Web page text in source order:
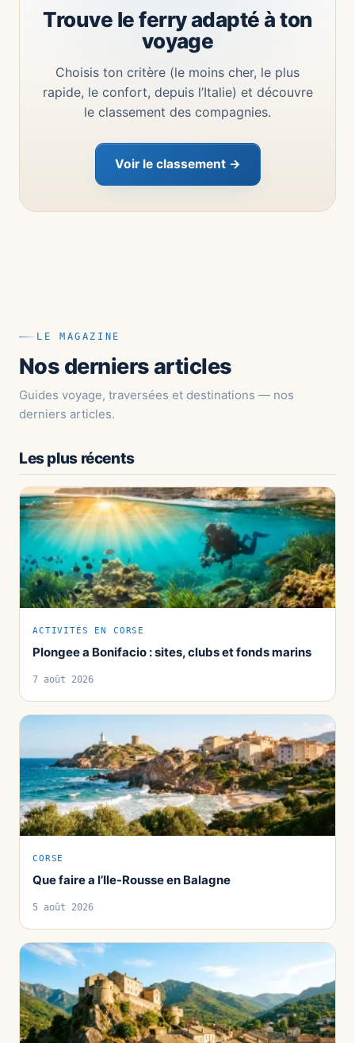
Trouve le ferry adapté à ton
voyage
Choisis ton critère (le moins cher, le plus
rapide, le confort, depuis l’Italie) et découvre
le classement des compagnies.
Voir le classement →
LE MAGAZINE
Nos derniers articles
Guides voyage, traversées et destinations — nos
derniers articles.
Les plus récents
ACTIVITÉS EN CORSE
Plongee a Bonifacio : sites, clubs et fonds marins
7 août 2026
CORSE
Que faire a l’Ile-Rousse en Balagne
5 août 2026